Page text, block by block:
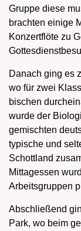
Gruppe diese
brachten einige
Konzertflöte zu
Danach ging es
wo für zwei
bischen
wurde der
gemischten
typische und
Schottland
Mittagessen
Arbeitsgruppen
Abschließend
Park, wo beim